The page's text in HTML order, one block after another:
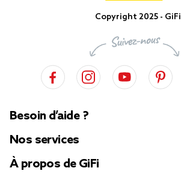
Copyright 2025 - GiFi
Besoin d’aide ?
Nos services
À propos de GiFi